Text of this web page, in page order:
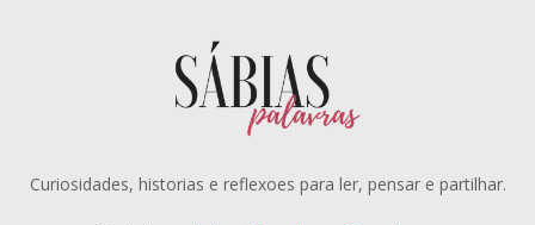
Curiosidades, historias e reflexoes para ler, pensar e partilhar.